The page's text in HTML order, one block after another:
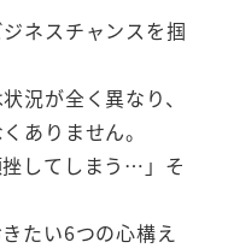
ネスチャンスを掴
況が全く異なり、
ありません。
挫してしまう…」そ
たい6つの心構え